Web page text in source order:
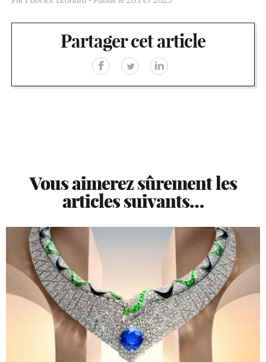
Partager cet article
Vous aimerez sûrement les
articles suivants…